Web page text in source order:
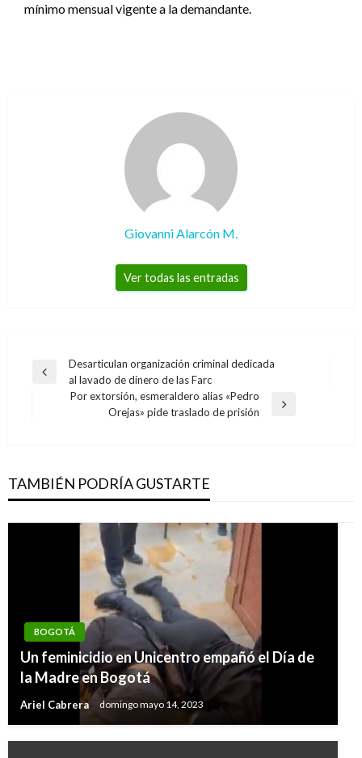
mínimo mensual vigente a la demandante.
Giovanni Alarcón M.
Ver todas las entradas
Navegación
Entrada
Desarticulan organización criminal dedicada
al lavado de dinero de las Farc
Por extorsión, esmeraldero alias «Pedro
Orejas» pide traslado de prisión
TAMBIÉN PODRÍA GUSTARTE
BOGOTÁ
Un feminicidio en Unicentro empañó el Día de
la Madre en Bogotá
Ariel Cabrera domingo mayo 14, 2023